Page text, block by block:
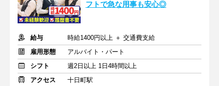
フトで急な用事も安心◎
給与
時給1400円以上 ＋ 交通費支給
雇用形態
アルバイト・パート
シフト
週2日以上 1日4時間以上
アクセス
十日町駅